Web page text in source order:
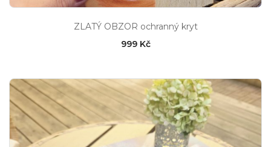
ZLATÝ OBZOR ochranný kryt
999 Kč